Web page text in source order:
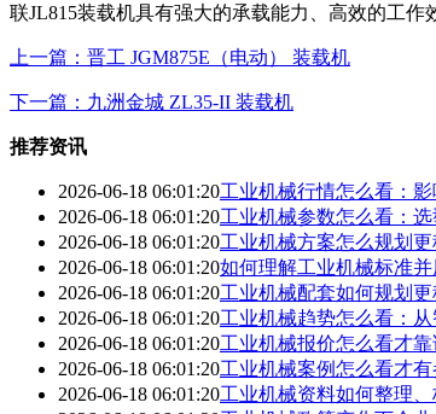
联JL815装载机具有强大的承载能力、高效的工
上一篇：晋工 JGM875E（电动） 装载机
下一篇：九洲金城 ZL35-II 装载机
推荐资讯
2026-06-18 06:01:20工业机械行情怎么看：
2026-06-18 06:01:20工业机械参数怎么看：
2026-06-18 06:01:20工业机械方案怎么规划
2026-06-18 06:01:20如何理解工业机械标准
2026-06-18 06:01:20工业机械配套如何规划
2026-06-18 06:01:20工业机械趋势怎么看：
2026-06-18 06:01:20工业机械报价怎么看才靠
2026-06-18 06:01:20工业机械案例怎么看才
2026-06-18 06:01:20工业机械资料如何整理